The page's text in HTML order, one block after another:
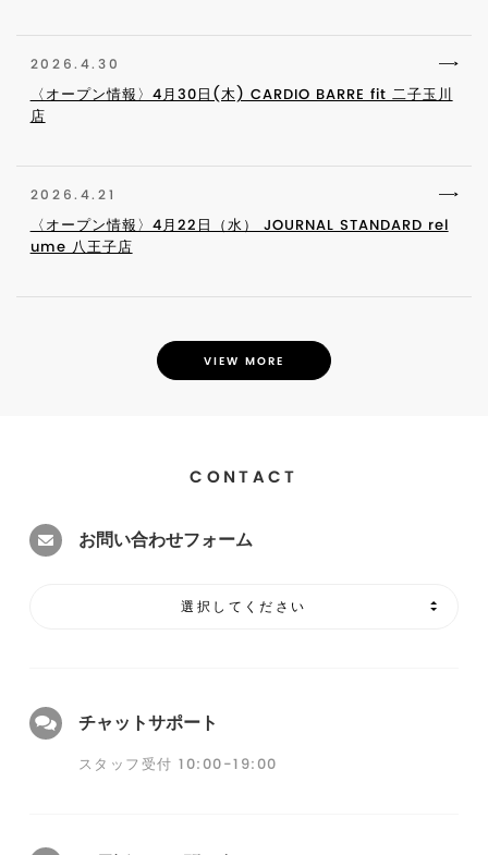
2026.4.30
〈オープン情報〉4月30日(木) CARDIO BARRE fit 二子玉川
店
2026.4.21
〈オープン情報〉4月22日（水） JOURNAL STANDARD rel
ume 八王子店
VIEW MORE
CONTACT
お問い合わせフォーム
選択してください
チャットサポート
スタッフ受付 10:00-19:00